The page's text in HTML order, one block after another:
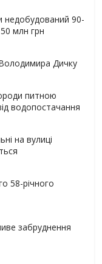
недобудований 90-
млн грн
Дичку
питною
водопостачання
на вулиці
58-річного
забруднення